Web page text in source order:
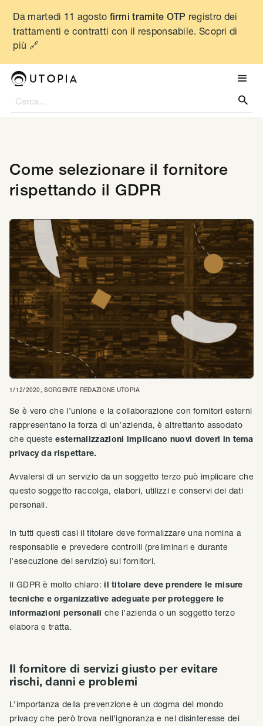
Da martedì 11 agosto firmi tramite OTP registro dei
trattamenti e contratti con il responsabile. Scopri di
più 🔗

Come selezionare il fornitore
rispettando il GDPR
1/12/2020 , SORGENTE REDAZIONE UTOPIA
Se è vero che l’unione e la collaborazione con fornitori esterni
rappresentano la forza di un’azienda, è altrettanto assodato
che questeesternalizzazioni implicano nuovi doveri in tema
privacy da rispettare.
Avvalersi di un servizio da un soggetto terzo può implicare che
questo soggetto raccolga, elabori, utilizzi e conservi dei dati
personali.
In tutti questi casi il titolare deve formalizzare una nomina a
responsabile e prevedere controlli (preliminari e durante
l’esecuzione del servizio) sui fornitori.
Il GDPR è molto chiaro:il titolare deve prendere le misure
tecniche e organizzative adeguate per proteggere le
informazioni personali che l’azienda o un soggetto terzo
elabora e tratta.
Il fornitore di servizi giusto per evitare
rischi, danni e problemi
L’importanza della prevenzione è un dogma del mondo
privacy che però trova nell’ignoranza e nel disinteresse dei